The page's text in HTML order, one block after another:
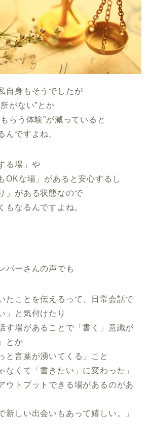
自身もそうでしたが
がない”とか
らう体験”が減っていると
んですよね。
る場」や
OKな場」があると安心するし
」がある状態なので
もなるんですよね。
バーさんの声でも
たことを伝えるって、日常会話で
」と気付けたり
す場があることで「書く」意識が
とか
と言葉が湧いてくる」こと
なくて「書きたい」に変わった」
ウトプットできる場があるのがあ
新しい出会いもあって嬉しい。」